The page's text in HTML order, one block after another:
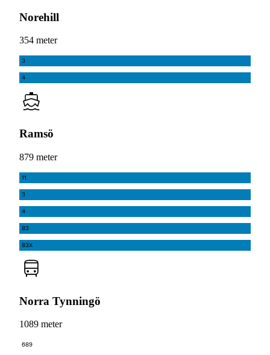
Norehill
354 meter
3
4
Ramsö
879 meter
11
3
4
83
83X
Norra Tynningö
1089 meter
689